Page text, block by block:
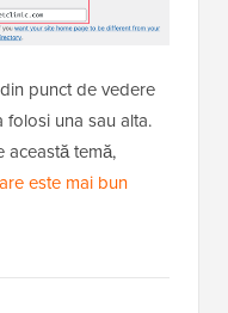
punct de vedere
folosi una sau alta.
această temă,
este mai bun